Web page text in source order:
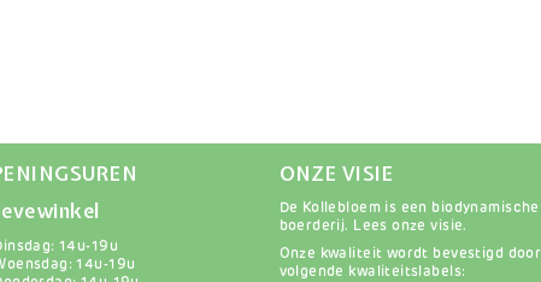
14u-19u
14u-19u
ONZE VISIE
De Kollebloem is een biodynamische
boerderij. Lees onze visie.
Onze kwaliteit wordt bevestigd door
volgende kwaliteitslabels: